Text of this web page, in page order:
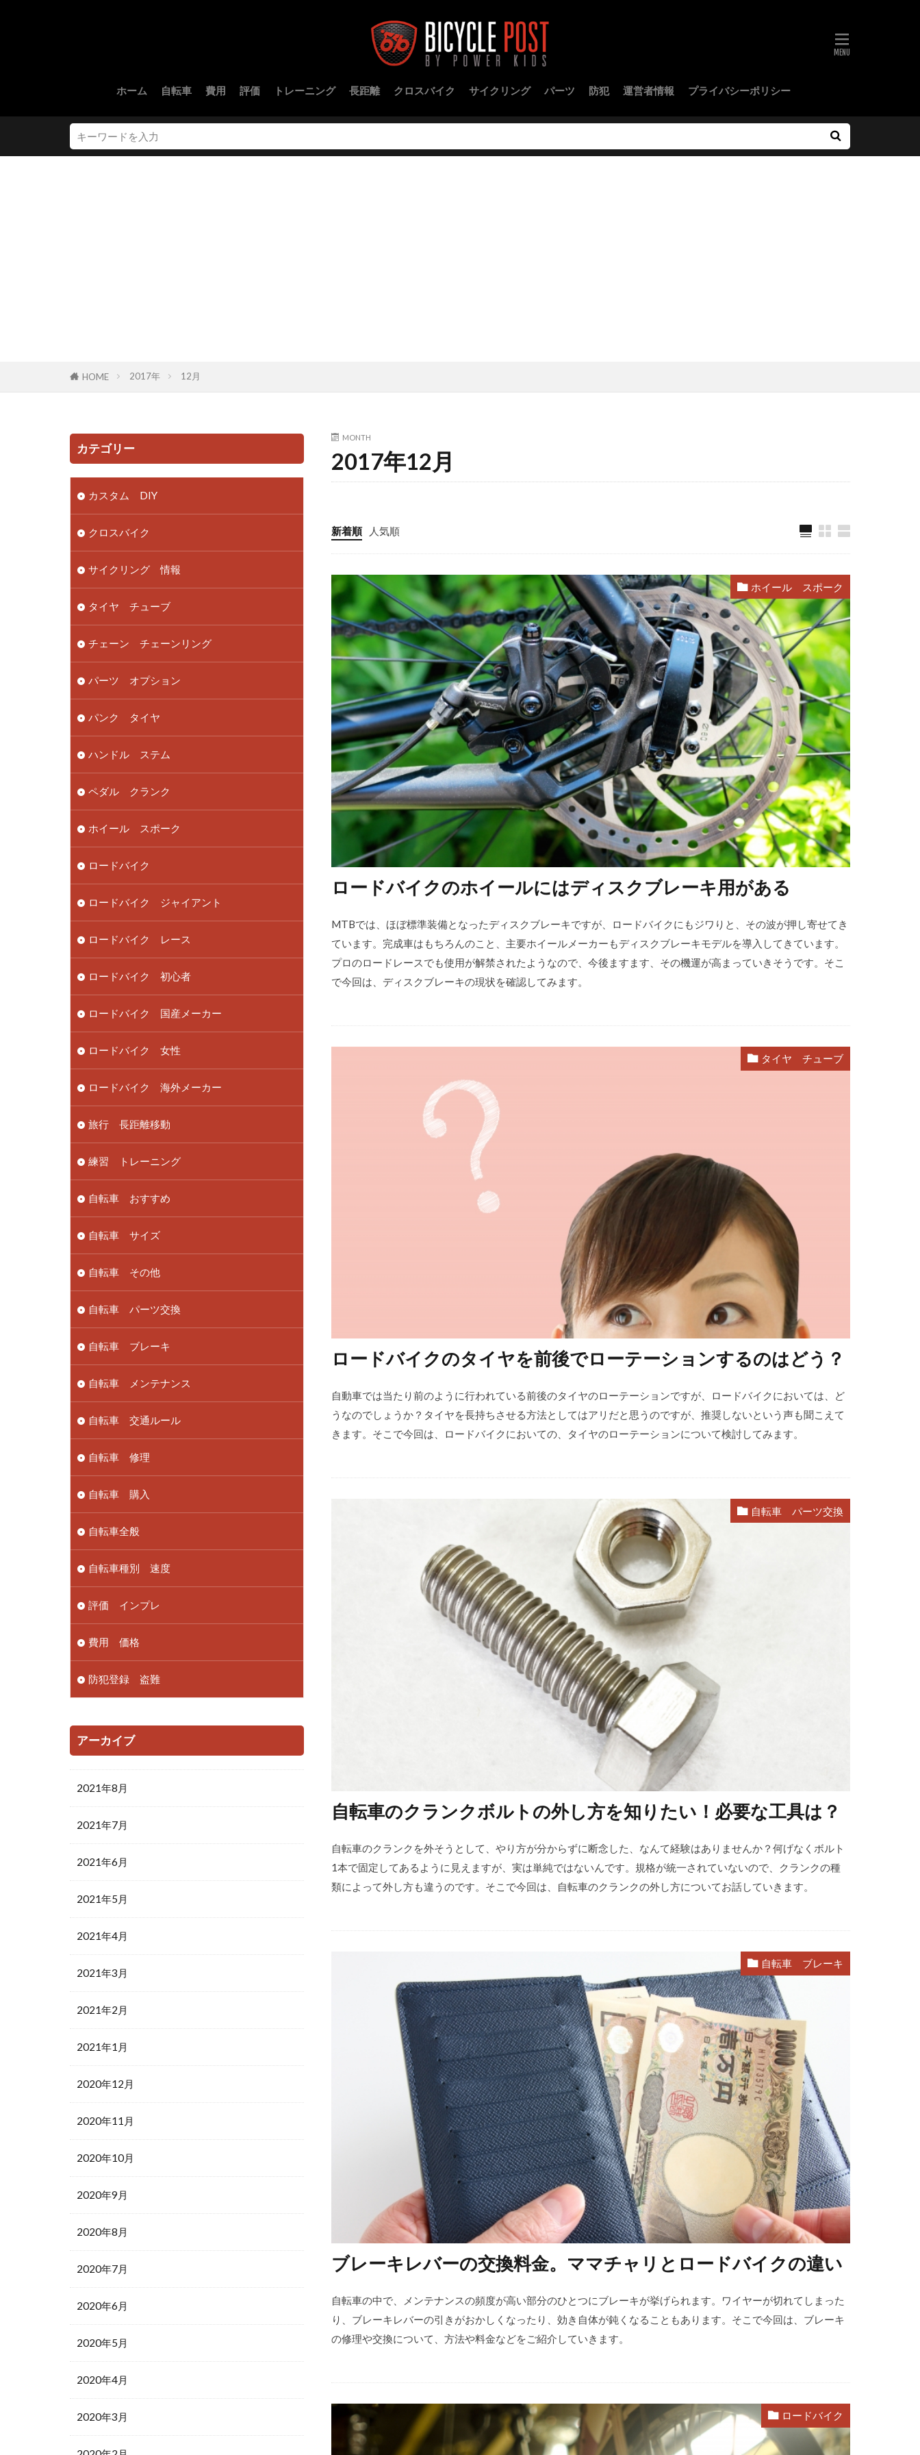
ホーム 自転車 費用 評価 トレーニング 長距離 クロスバイク サイクリング パーツ 防犯 運営者情報 プライバシーポリシー
HOME 2017年 12月
MONTH
2017年12月
新着順 人気順
ホイール スポーク
ロードバイクのホイールにはディスクブレーキ用がある
MTBでは、ほぼ標準装備となったディスクブレーキですが、ロードバイクにもジワりと、その波が押し寄せてき
ています。完成車はもちろんのこと、主要ホイールメーカーもディスクブレーキモデルを導入してきています。
プロのロードレースでも使用が解禁されたようなので、今後ますます、その機運が高まっていきそうです。そこ
で今回は、ディスクブレーキの現状を確認してみます。
タイヤ チューブ
ロードバイクのタイヤを前後でローテーションするのはどう？
自動車では当たり前のように行われている前後のタイヤのローテーションですが、ロードバイクにおいては、ど
うなのでしょうか？タイヤを長持ちさせる方法としてはアリだと思うのですが、推奨しないという声も聞こえて
きます。そこで今回は、ロードバイクにおいての、タイヤのローテーションについて検討してみます。
自転車 パーツ交換
自転車のクランクボルトの外し方を知りたい！必要な工具は？
自転車のクランクを外そうとして、やり方が分からずに断念した、なんて経験はありませんか？何げなくボルト
1本で固定してあるように見えますが、実は単純ではないんです。規格が統一されていないので、クランクの種
類によって外し方も違うのです。そこで今回は、自転車のクランクの外し方についてお話していきます。
自転車 ブレーキ
ブレーキレバーの交換料金。ママチャリとロードバイクの違い
自転車の中で、メンテナンスの頻度が高い部分のひとつにブレーキが挙げられます。ワイヤーが切れてしまった
り、ブレーキレバーの引きがおかしくなったり、効き自体が鈍くなることもあります。そこで今回は、ブレーキ
の修理や交換について、方法や料金などをご紹介していきます。
ロードバイク
カテゴリー
カスタム DIY
クロスバイク
サイクリング 情報
タイヤ チューブ
チェーン チェーンリング
パーツ オプション
パンク タイヤ
ハンドル ステム
ペダル クランク
ホイール スポーク
ロードバイク
ロードバイク ジャイアント
ロードバイク レース
ロードバイク 初心者
ロードバイク 国産メーカー
ロードバイク 女性
ロードバイク 海外メーカー
旅行 長距離移動
練習 トレーニング
自転車 おすすめ
自転車 サイズ
自転車 その他
自転車 パーツ交換
自転車 ブレーキ
自転車 メンテナンス
自転車 交通ルール
自転車 修理
自転車 購入
自転車全般
自転車種別 速度
評価 インプレ
費用 価格
防犯登録 盗難
アーカイブ
2021年8月
2021年7月
2021年6月
2021年5月
2021年4月
2021年3月
2021年2月
2021年1月
2020年12月
2020年11月
2020年10月
2020年9月
2020年8月
2020年7月
2020年6月
2020年5月
2020年4月
2020年3月